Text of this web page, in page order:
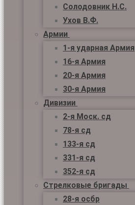
Солодовник Н.С.
Ухов В.Ф.
Армии
1-я ударная Армия
16-я Армия
20-я Армия
30-я Армия
Дивизии
2-я Моск. сд
78-я сд
133-я сд
331-я сд
352-я сд
Стрелковые бригады
28-я осбр